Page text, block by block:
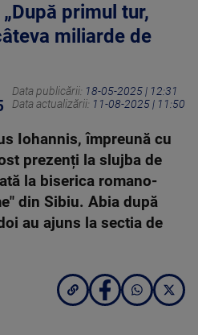
primul tur,
miliarde de
Data publicării: 18-05-2025 | 12:31
Data actualizării: 11-08-2025 | 11:50
Iohannis, împreună cu
prezenți la slujba de
la biserica romano-
din Sibiu. Abia după
au ajuns la sectia de